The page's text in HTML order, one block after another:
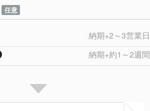
任意
納期+2～3営業日
納期+約1～2週間